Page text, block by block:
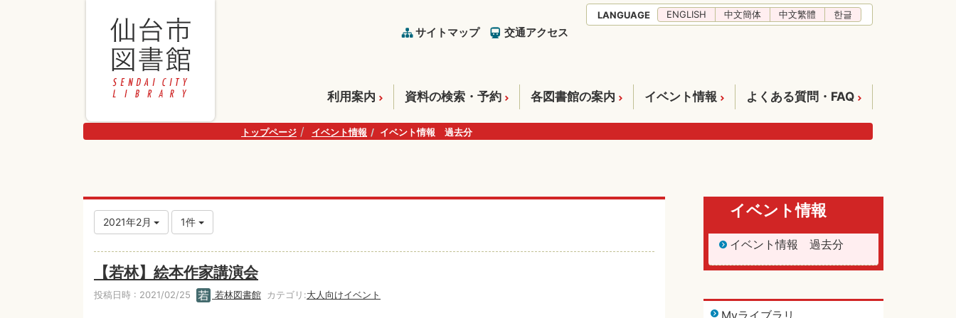
サイトマップ 交通アクセス
LANGUAGE ENGLISH 中文簡体 中文繁體 한글
利用案内 資料の検索・予約 各図書館の案内 イベント情報 よくある質問・FAQ
トップページ イベント情報 イベント情報 過去分
2021年2月 1件
【若林】絵本作家講演会
投稿日時 : 2021/02/25 若林図書館 カテゴリ:大人向けイベント
イベント情報
イベント情報 過去分
Myライブラリ